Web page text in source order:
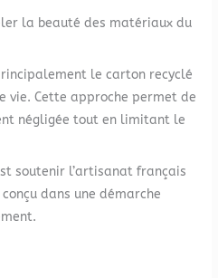
la beauté des matériaux du
le carton recyclé
vie. Cette approche permet de
négligée tout en limitant le
soutenir l’artisanat français
dans une démarche